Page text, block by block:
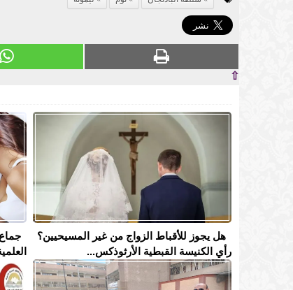
⇧
هل يجوز للأقباط الزواج من غير المسيحيين؟
رأي الكنيسة القبطية الأرثوذكس...
جماع